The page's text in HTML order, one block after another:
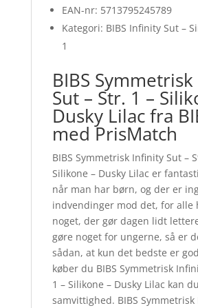
EAN-nr: 5713795245789
Kategori: BIBS Infinity Sut –
1
BIBS
Sut – Str. 1 –
Dusky Lilac fra
med PrisMatch
BIBS Symmetrisk Infinity Sut –
Silikone – Dusky Lilac er
når man har børn, og der er
indvendinger mod det, for alle
noget, der gør dagen lidt
gøre noget for ungerne, så er
sådan, at kun det bedste er
køber du BIBS Symmetrisk
1 – Silikone – Dusky Lilac kan
samvittighed. BIBS